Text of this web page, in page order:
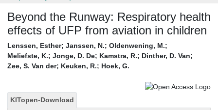
Beyond the Runway: Respiratory health
effects of UFP from aviation in children
Lenssen, Esther; Janssen, N.; Oldenwening, M.;
Meliefste, K.; Jonge, D. De; Kamstra, R.; Dinther, D. Van;
Zee, S. Van der; Keuken, R.; Hoek, G.
KITopen-Download